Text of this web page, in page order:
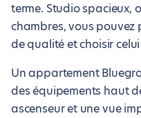
terme. Studio spacieux,
chambres, vous
de qualité et choisir
Un appartement
des équipements haut
ascenseur et une vue